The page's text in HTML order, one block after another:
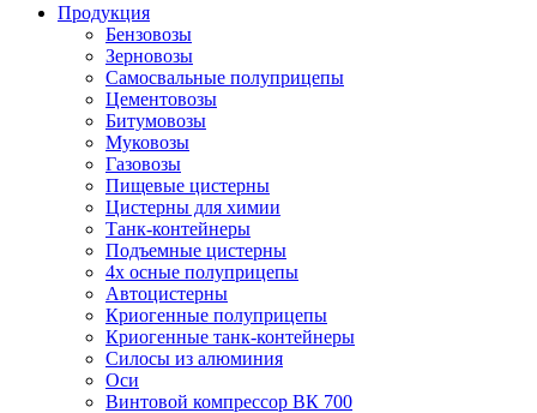
Продукция
Бензовозы
Зерновозы
Самосвальные полуприцепы
Цементовозы
Битумовозы
Муковозы
Газовозы
Пищевые цистерны
Цистерны для химии
Танк-контейнеры
Подъемные цистерны
4х осные полуприцепы
Автоцистерны
Криогенные полуприцепы
Криогенные танк-контейнеры
Силосы из алюминия
Оси
Винтовой компрессор ВК 700